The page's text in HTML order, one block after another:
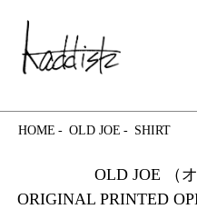
HOME OLD JOE SHIRT
OLD JOE （
ORIGINAL PRINTED